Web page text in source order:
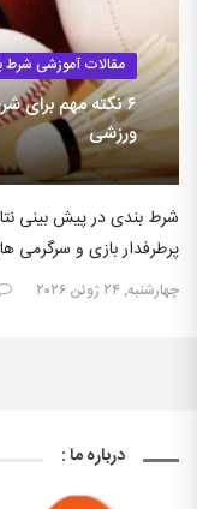
مقالات آموزشی شرط
۶ نکته مهم برای
ورزشی
شرط بندی در پیش بینی
پرطرفدار بازی و
چهارشنبه, ۲۴ ژوئن ۲۰۲۶
درباره ما :